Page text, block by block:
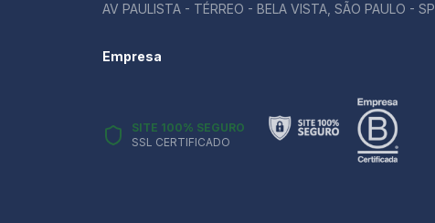
AV PAULISTA - TÉRREO - BELA VISTA, SÃO PAULO - SP
Empresa
SITE 100% SEGURO
SSL CERTIFICADO